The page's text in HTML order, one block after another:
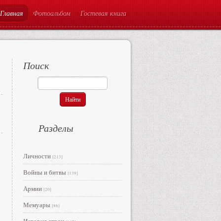
Главная Фотоальбом Гостевая книга
Поиск
Разделы
Личности [213]
Войны и битвы [139]
Армии [20]
Мемуары [86]